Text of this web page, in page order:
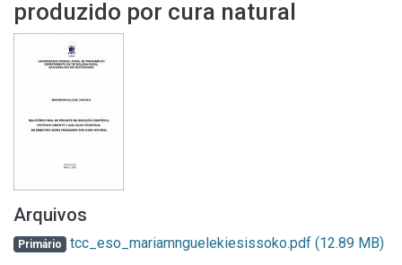
produzido por cura natural
Arquivos
Primário tcc_eso_mariamnguelekiesissoko.pdf (12.89 MB)